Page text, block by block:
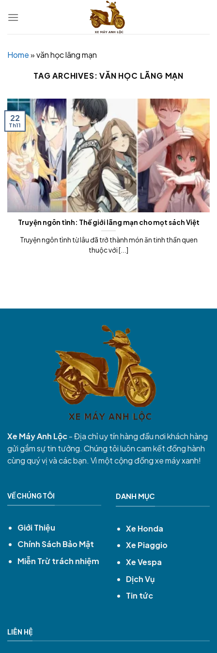
Home»văn học lãng mạn
TAG ARCHIVES:VĂN HỌC LÃNG MẠN
Truyện ngôn tình: Thế giới lãng mạn cho mọt sách Việt
Truyện ngôn tình từ lâu đã trở thành món ăn tinh thần quen
thuộc với [...]
22
Th11
Xe Máy Anh Lộc- Địa chỉ uy tín hàng đầu nơi khách hàng
gửi gắm sự tin tưởng. Chúng tôi luôn cam kết đồng hành
cùng quý vị và các bạn. Vì một cộng đồng xe máy xanh!
VỀ CHÚNG TÔI
Giới Thiệu
Chính Sách Bảo Mật
Miễn Trừ trách nhiệm
DANH MỤC
Xe Honda
Xe Piaggio
Xe Vespa
Dịch Vụ
Tin tức
LIÊN HỆ